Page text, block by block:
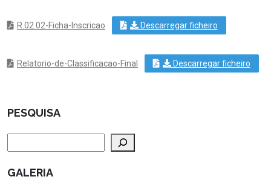
R.02.02-Ficha-Inscricao Descarregar ficheiro
Relatorio-de-Classificacao-Final Descarregar ficheiro
PESQUISA
GALERIA